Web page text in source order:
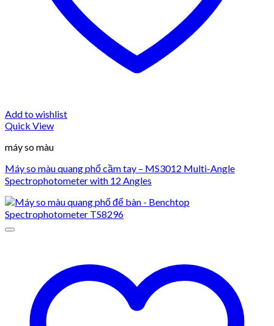
Add to wishlist
Quick View
máy so màu
Máy so màu quang phổ cầm tay – MS3012 Multi-Angle
Spectrophotometer with 12 Angles